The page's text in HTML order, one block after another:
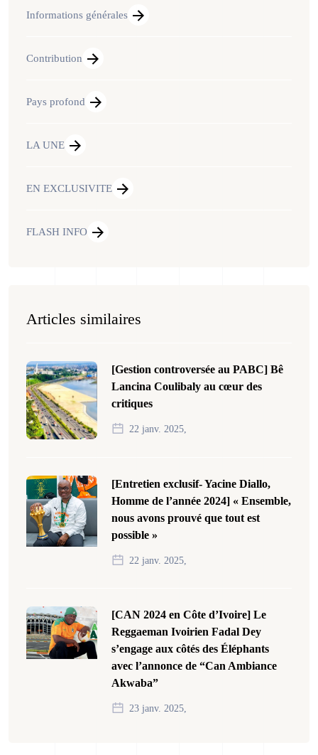
Informations générales
Contribution
Pays profond
LA UNE
EN EXCLUSIVITE
FLASH INFO
Articles similaires
[Gestion controversée au PABC] Bê
Lancina Coulibaly au cœur des
critiques
22 janv. 2025,
[Entretien exclusif- Yacine Diallo,
Homme de l’année 2024] « Ensemble,
nous avons prouvé que tout est
possible »
22 janv. 2025,
[CAN 2024 en Côte d’Ivoire] Le
Reggaeman Ivoirien Fadal Dey
s’engage aux côtés des Éléphants
avec l’annonce de “Can Ambiance
Akwaba”
23 janv. 2025,